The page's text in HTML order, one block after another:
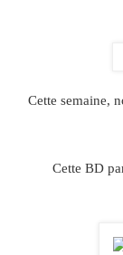
Cette semaine,
Cette BD